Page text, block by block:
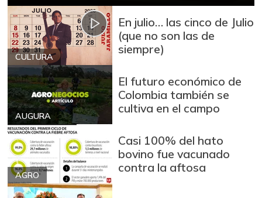
CULTURA
En julio… las cinco de Julio
(que no son las de
siempre)
AUGURA
El futuro económico de
Colombia también se
cultiva en el campo
AGRO
Casi 100% del hato
bovino fue vacunado
contra la aftosa